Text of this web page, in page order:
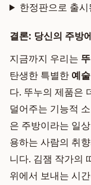
한정판으로 출
결론: 당신의 주방
지금까지 우리는
탄생한 특별한 예
다. 뚜누의 제품은
덜어주는 기능적
은 주방이라는 일
용하는 사람의 취
니다. 김잼 작가의
위에서 보내는 시